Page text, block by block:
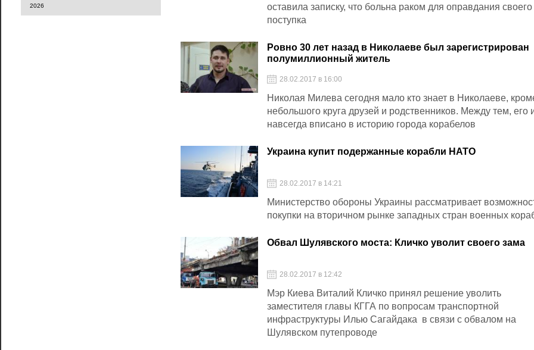
2026
оставила записку, что больна раком для оправдания своего
поступка
Ровно 30 лет назад в Николаеве был зарегистрирован
полумиллионный житель
28.02.2017 в 16:00
Николая Милева сегодня мало кто знает в Николаеве,
небольшого круга друзей и родственников. Между тем, его
навсегда вписано в историю города корабелов
Украина купит подержанные корабли НАТО
28.02.2017 в 14:21
Министерство обороны Украины рассматривает
покупки на вторичном рынке западных стран военных
Обвал Шулявского моста: Кличко уволит своего зама
28.02.2017 в 12:42
Мэр Киева Виталий Кличко принял решение уволить
заместителя главы КГГА по вопросам транспортной
инфраструктуры Илью Сагайдака в связи с обвалом на
Шулявском путепроводе